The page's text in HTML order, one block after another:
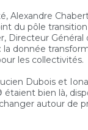
Alexandre
du pôle
Directeur
la donnée
les collectivités.
Dubois et
étaient bien là,
autour de